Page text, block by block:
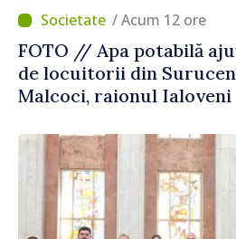
/ Acum 12 ore
FOTO // Apa potabilă
de locuitorii din
Malcoci, raionul Ialoveni